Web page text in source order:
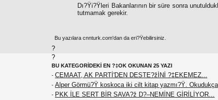
Dı?Ÿi?Ÿleri Bakanlarının bir süre sonra
tutmamak gerekir.
Bu yazılara cnnturk.com'dan da eri?Ÿebilirsiniz.
?
?
BU KATEGORİDEKİ EN ?‡OK OKUNAN 25 YAZI
- CEMAAT, AK PARTİ'DEN DESTE?žİNİ ?‡EKEMEZ...
- Alper Görmü?Ÿ koskoca iki cilt kitap yazmı?Ÿ.
- PKK İLE SERT BİR SAVA?ž D?–NEMİNE GİRİLİYOR...